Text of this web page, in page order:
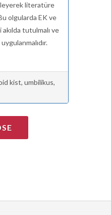
literatüre
olgularda EK ve
tutulmalı ve
kist, umbilikus,